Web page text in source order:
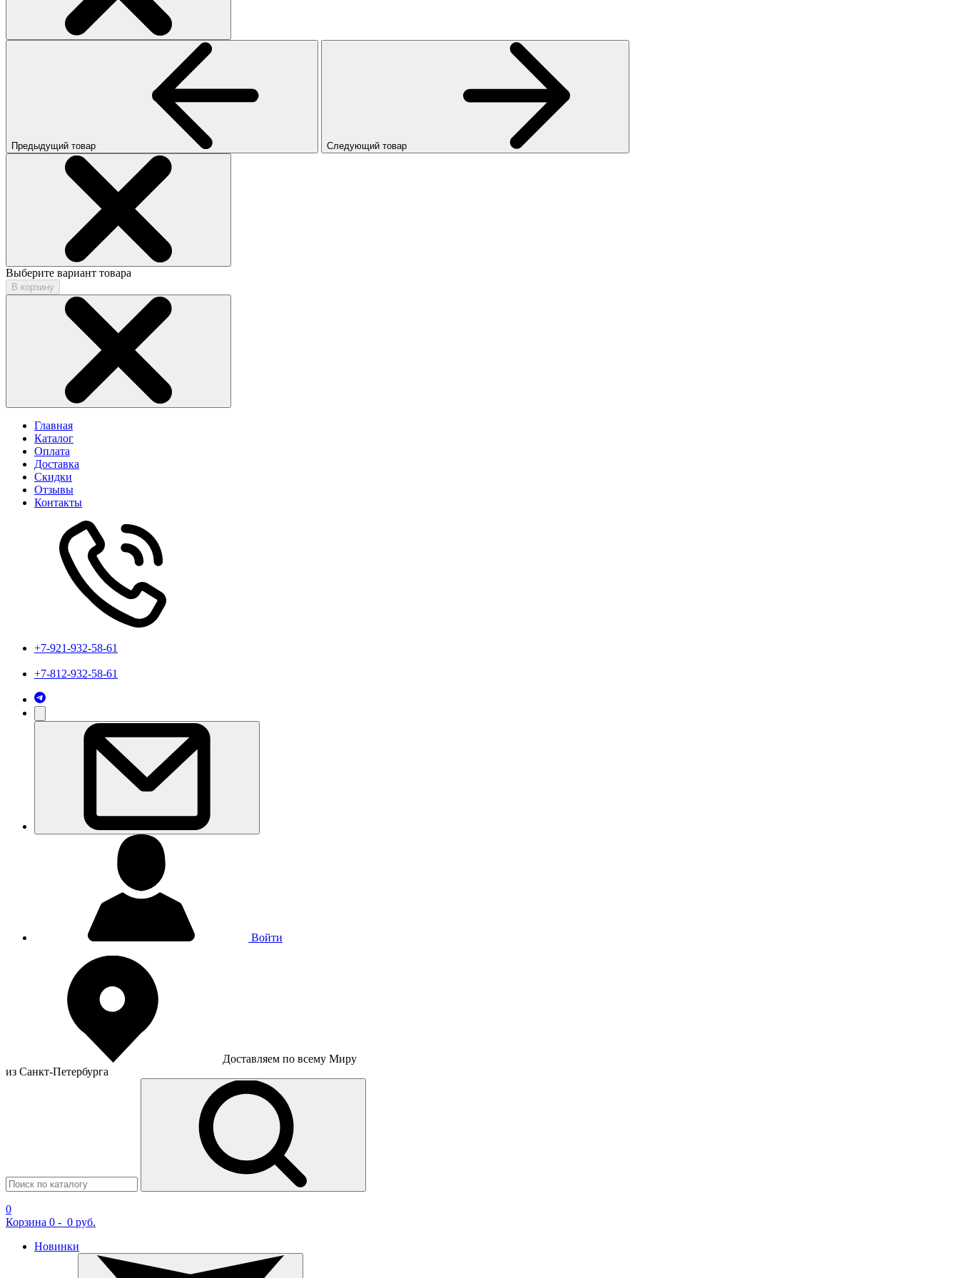
Предыдущий товар Следующий товар
Выберите вариант товара
В корзину
Главная
Каталог
Оплата
Доставка
Скидки
Отзывы
Контакты
+7-921-932-58-61
+7-812-932-58-61
Войти
Доставляем по всему Миру
из Санкт-Петербурга
0
Корзина 0 - 0 руб.
Новинки